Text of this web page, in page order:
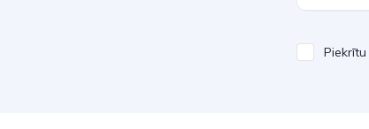
Piekrītu